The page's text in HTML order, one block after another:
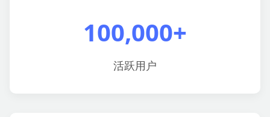
100,000+
活跃用户